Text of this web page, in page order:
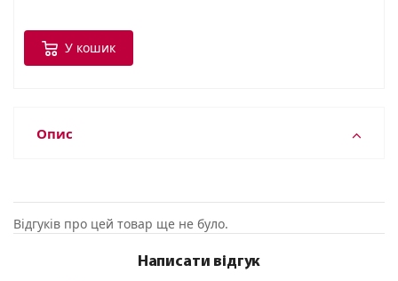
У кошик
Опис
Відгуків про цей товар ще не було.
Написати відгук